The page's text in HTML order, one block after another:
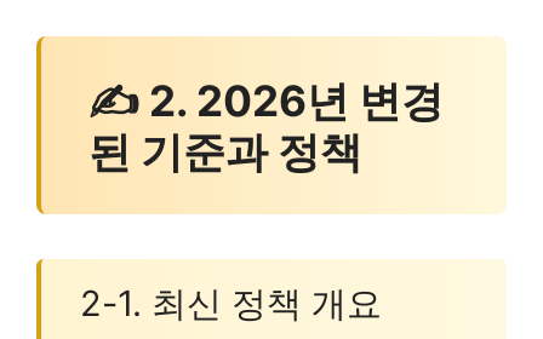
✍ 2. 2026년 변경
된 기준과 정책
2-1. 최신 정책 개요